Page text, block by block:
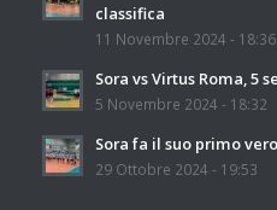
classifica
11 Novembre 2024 - 18:36
Sora vs Virtus Roma, 5
5 Novembre 2024 - 18:32
Sora fa il suo primo
29 Ottobre 2024 - 19:53